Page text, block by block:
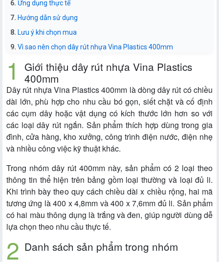
Ứng dụng thực tế
Hướng dẫn sử dụng
Lưu ý khi chọn mua
Vì sao nên chọn dây rút nhựa Vina Plastics 400mm
Giới thiệu dây rút nhựa Vina Plastics
400mm
Dây rút nhựa Vina Plastics 400mm là dòng dây rút có chiều
dài lớn, phù hợp cho nhu cầu bó gọn, siết chặt và cố định
các cụm dây hoặc vật dụng có kích thước lớn hơn so với
các loại dây rút ngắn. Sản phẩm thích hợp dùng trong gia
đình, cửa hàng, kho xưởng, công trình điện nước, điện nhẹ
và nhiều công việc kỹ thuật khác.
Trong nhóm dây rút 400mm này, sản phẩm có 2 loại theo
thông tin thể hiện trên bảng gồm loại thường và loại đủ li.
Khi trình bày theo quy cách chiều dài x chiều rộng, hai mã
tương ứng là 400 x 4,8mm và 400 x 7,6mm đủ li. Sản phẩm
có hai màu thông dụng là trắng và đen, giúp người dùng dễ
lựa chọn theo nhu cầu thực tế.
Danh sách sản phẩm trong nhóm